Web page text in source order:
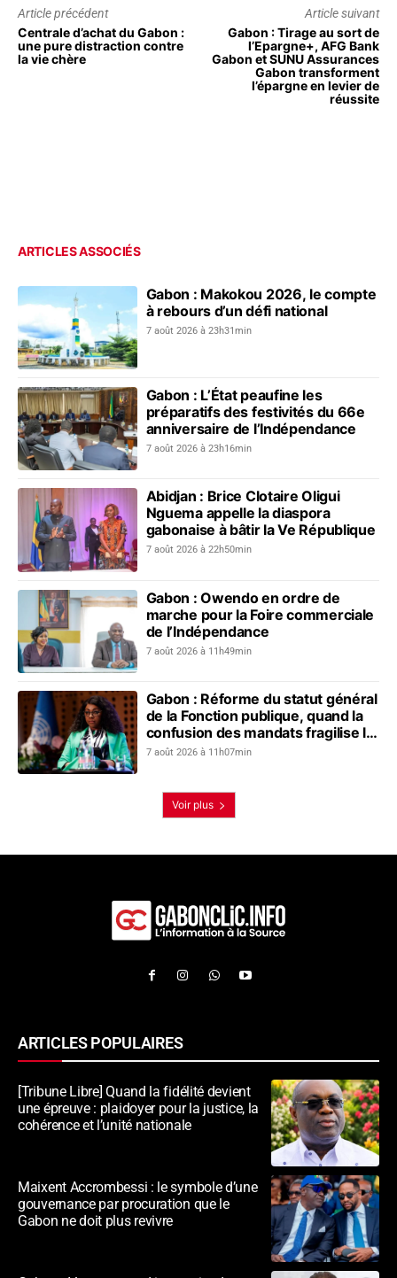
Article précédent
Centrale d’achat du Gabon :
une pure distraction contre
la vie chère
Article suivant
Gabon : Tirage au sort de
l’Epargne+, AFG Bank
Gabon et SUNU Assurances
Gabon transforment
l’épargne en levier de
réussite
ARTICLES ASSOCIÉS
Gabon : Makokou 2026, le compte
à rebours d’un défi national
7 août 2026 à 23h31min
Gabon : L’État peaufine les
préparatifs des festivités du 66e
anniversaire de l’Indépendance
7 août 2026 à 23h16min
Abidjan : Brice Clotaire Oligui
Nguema appelle la diaspora
gabonaise à bâtir la Ve République
7 août 2026 à 22h50min
Gabon : Owendo en ordre de
marche pour la Foire commerciale
de l’Indépendance
7 août 2026 à 11h49min
Gabon : Réforme du statut général
de la Fonction publique, quand la
confusion des mandats fragilise le
dialogue social
7 août 2026 à 11h07min
Voir plus
ARTICLES POPULAIRES
[Tribune Libre] Quand la fidélité devient
une épreuve : plaidoyer pour la justice, la
cohérence et l’unité nationale
Maixent Accrombessi : le symbole d’une
gouvernance par procuration que le
Gabon ne doit plus revivre